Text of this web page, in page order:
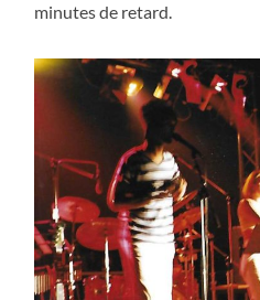
minutes de retard.